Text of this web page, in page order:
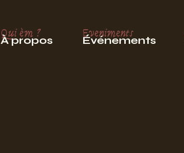
Qui èm ?
À propos
Eveniments
Événements